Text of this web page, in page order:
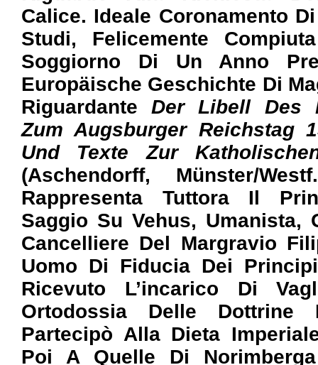
Calice. Ideale Coronamento
Studi, Felicemente
Soggiorno Di Un Anno
Europäische Geschichte Di
RiguardanteDer Libell Des
Zum Augsburger Reichstag
Und Texte Zur
(Aschendorff, Münster/
Rappresenta Tuttora Il
Saggio Su Vehus, Umanista,
Cancelliere Del Margravio
Uomo Di Fiducia Dei
Ricevuto L’incarico Di
Ortodossia Delle Dottrine
Partecipò Alla Dieta
Poi A Quelle Di